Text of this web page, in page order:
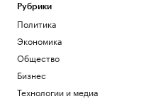
Рубрики
Политика
Экономика
Общество
Бизнес
Технологии и медиа